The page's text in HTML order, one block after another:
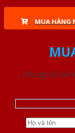
MUA HÀNG
Chúng tôi sẽ